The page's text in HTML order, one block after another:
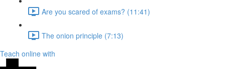
Are you scared of exams? (11:41)
The onion principle (7:13)
Teach online with